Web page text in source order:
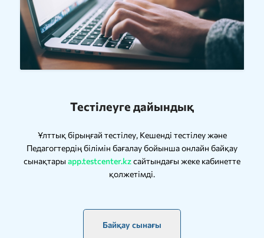
Тестілеуге дайындық
Ұлттық бірыңғай тестілеу, Кешенді тестілеу және
Педагогтердің білімін бағалау бойынша онлайн байқау
сынақтары app.testcenter.kzсайтындағы жеке кабинетте
қолжетімді.
Байқау сынағы